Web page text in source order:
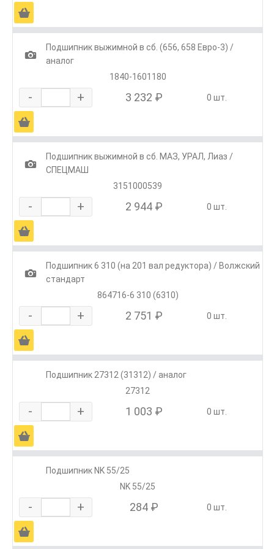
Ä
1
Подшипник выжимной в сб. (656, 658 Евро-3) /
аналог
1840-1601180
- + 3 232 ₽ 0 шт.
Ä
1
Подшипник выжимной в сб. МАЗ, УРАЛ, Лиаз /
СПЕЦМАШ
3151000539
- + 2 944 ₽ 0 шт.
Ä
1
Подшипник 6 310 (на 201 вал редуктора) / Волжский
стандарт
864716-6 310 (6310)
- + 2 751 ₽ 0 шт.
Ä
Подшипник 27312 (31312) / аналог
27312
- + 1 003 ₽ 0 шт.
Ä
Подшипник NK 55/25
NK 55/25
- + 284 ₽ 0 шт.
Ä